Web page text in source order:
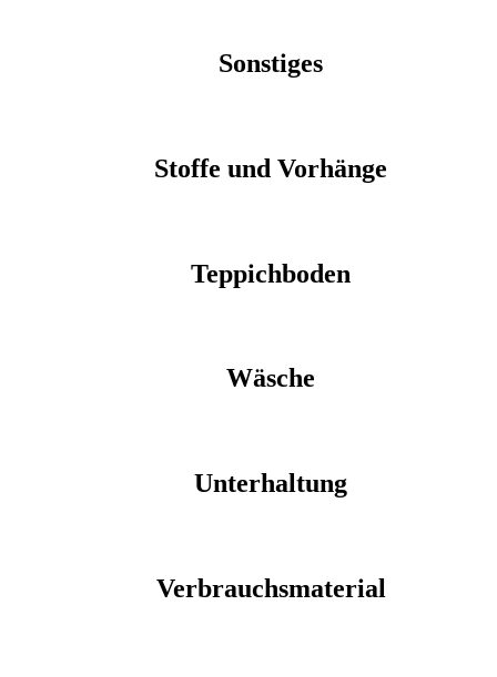
Sonstiges
Stoffe und Vorhänge
Teppichboden
Wäsche
Unterhaltung
Verbrauchsmaterial